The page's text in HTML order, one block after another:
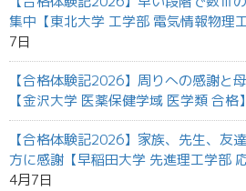
集中【東北大学 工学部 電気情報物理
7日
【合格体験記2026】周りへの感謝と
【金沢大学 医薬保健学域 医学類 合格】
【合格体験記2026】家族、先生、友
方に感謝【早稲田大学 先進理工学部
4月7日